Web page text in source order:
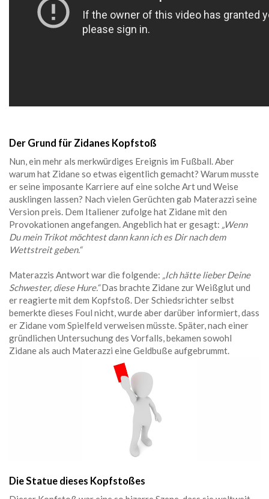
Der Grund für Zidanes Kopfstoß
Nun, ein mehr als merkwürdiges Ereignis im Fußball. Aber
warum hat Zidane so etwas eigentlich gemacht? Warum musste
er seine imposante Karriere auf eine solche Art und Weise
ausklingen lassen? Nach vielen Gerüchten gab Materazzi seine
Version preis. Dem Italiener zufolge hat Zidane mit den
Provokationen angefangen. Angeblich hat er gesagt: „Wenn
Du mein Trikot möchtest dann kann ich es Dir nach dem
Wettstreit geben.“
Materazzis Antwort war die folgende: „Ich hätte lieber Deine
Schwester, diese Hure.“Das brachte Zidane zur Weißglut und
er reagierte mit dem Kopfstoß. Der Schiedsrichter selbst
bemerkte dieses Foul nicht, wurde aber darüber informiert, dass
er Zidane vom Spielfeld verweisen müsste. Später, nach einer
gründlichen Untersuchung des Vorfalls, bekamen sowohl
Zidane als auch Materazzi eine Geldbuße aufgebrummt.
Die Statue dieses Kopfstoßes